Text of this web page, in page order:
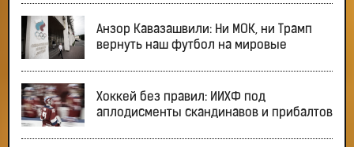
Анзор Кавазашвили: Ни МОК, ни Трамп
вернуть наш футбол на мировые
Хоккей без правил: ИИХФ под
аплодисменты скандинавов и прибалтов